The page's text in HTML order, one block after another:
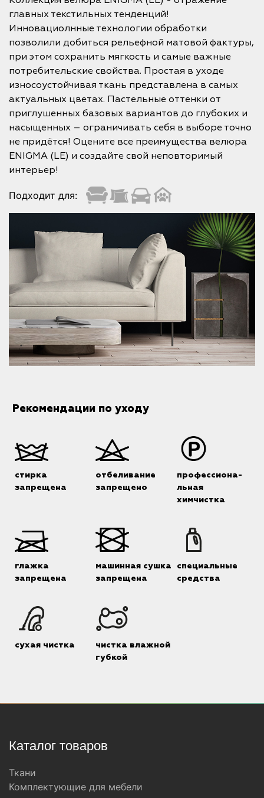
главных текстильных тенденций!
Инновациолнные технологии обработки
позволили добиться рельефной матовой фактуры,
при этом сохранить мягкость и самые важные
потребительские свойства. Простая в уходе
износоустойчивая ткань представлена в самых
актуальных цветах. Пастельные оттенки от
приглушенных базовых вариантов до глубоких и
насыщенных – ограничивать себя в выборе точно
не придётся! Оцените все преимущества велюра
ENIGMA (LE) и создайте свой неповторимый
интерьер!
Подходит для:
Рекомендации по уходу
стирка
запрещена
отбеливание
запрещено
профессиона-
льная
химчистка
глажка
запрещена
машинная сушка
запрещена
специальные
средства
сухая чистка
чистка влажной
губкой
Каталог товаров
Ткани
Комплектующие для мебели